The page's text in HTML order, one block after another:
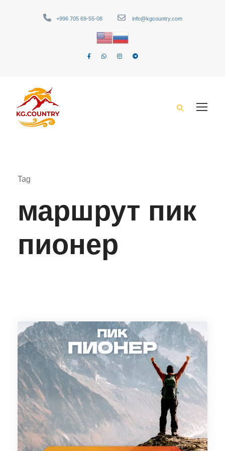
+996 705 69-55-08 info@kgcountry.com
Tag
маршрут пик
пионер